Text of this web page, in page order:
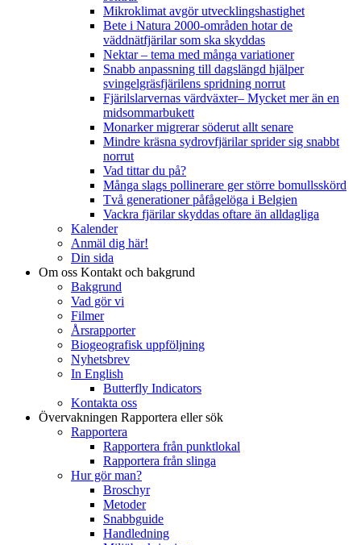
Mikroklimat avgör utvecklingshastighet
Bete i Natura 2000-områden hotar de
väddnätfjärilar som ska skyddas
Nektar – tema med många variationer
Snabb anpassning till dagslängd hjälper
svingelgräsfjärilens spridning norrut
Fjärilslarvernas värdväxter– Mycket mer än en
midsommarbukett
Monarker migrerar söderut allt senare
Mindre kräsna sydrovfjärilar sprider sig snabbt
norrut
Vad tittar du på?
Många slags pollinerare ger större bomullsskörd
Två generationer påfågelöga i Belgien
Vackra fjärilar skyddas oftare än alldagliga
Kalender
Anmäl dig här!
Din sida
Om oss Kontakt och bakgrund
Bakgrund
Vad gör vi
Filmer
Årsrapporter
Biogeografisk uppföljning
Nyhetsbrev
In English
Butterfly Indicators
Kontakta oss
Övervakningen Rapportera eller sök
Rapportera
Rapportera från punktlokal
Rapportera från slinga
Hur gör man?
Broschyr
Metoder
Snabbguide
Handledning